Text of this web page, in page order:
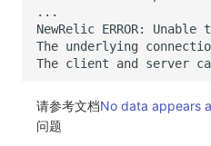
请参考文档No data appears
问题